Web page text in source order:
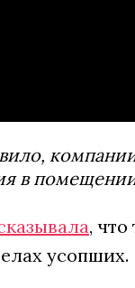
в
,
усопших.